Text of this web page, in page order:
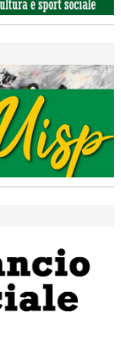
della stagione